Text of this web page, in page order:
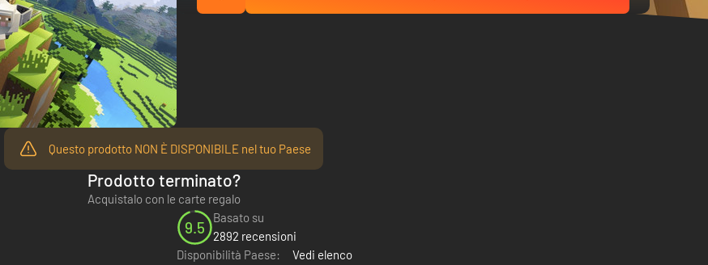
Questo prodotto NON È DISPONIBILE nel tuo Paese
Prodotto terminato?
Acquistalo con le carte regalo
9.5
Basato su
2892 recensioni
Disponibilità Paese:
Vedi elenco